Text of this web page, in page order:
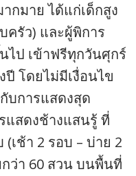
กมาย ได้แก่เด็กสูง
ครัว) และผู้พิการ
ไป เข้าฟรีทุกวันศุกร์
โดยไม่มีเงื่อนไข
บการแสดงสุด
แสดงช้างแสนรู้ ที่
เช้า 2 รอบ – บ่าย 2
ว่า 60 สวน บนพื้นที่